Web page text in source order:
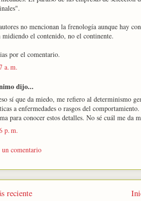
no mencionan la frenología aunque hay
midiendo el contenido, no el continente.
por el comentario.
a. m.
dijo...
sí que da miedo, me refiero al determinismo
a enfermedades o rasgos del
para conocer estos detalles. No sé cuál me da
p. m.
comentario
reciente